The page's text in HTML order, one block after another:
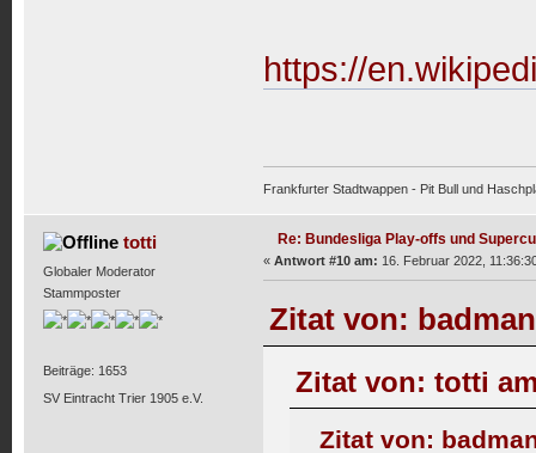
https://
Frankfurter Stadtwappen - Pit Bull und
totti
Globaler Moderator
Stammposter
Beiträge: 1653
SV Eintracht Trier 1905 e.V.
Re: Bundesliga Play-offs und
« Antwort #10 am: 16. Februar 2022,
Zitat von:
Zitat von: totti
Zitat von: